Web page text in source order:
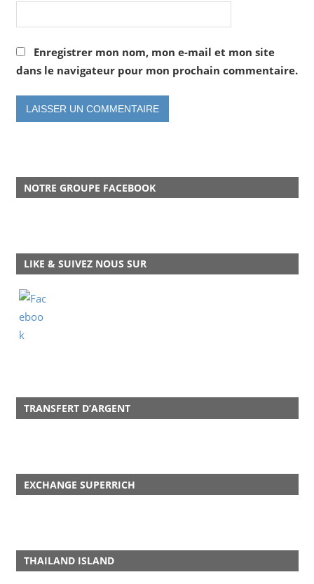
Enregistrer mon nom, mon e-mail et mon site
dans le navigateur pour mon prochain commentaire.
NOTRE GROUPE FACEBOOK
LIKE & SUIVEZ NOUS SUR
TRANSFERT D’ARGENT
EXCHANGE SUPERRICH
THAILAND ISLAND